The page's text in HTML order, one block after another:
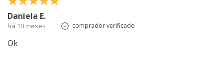
Daniela E.
há 10 meses comprador verificado
Ok